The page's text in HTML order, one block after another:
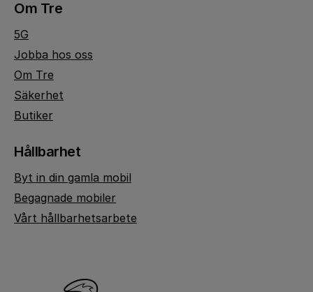
Om Tre
5G
Jobba hos oss
Om Tre
Säkerhet
Butiker
Hållbarhet
Byt in din gamla mobil
Begagnade mobiler
Vårt hållbarhetsarbete